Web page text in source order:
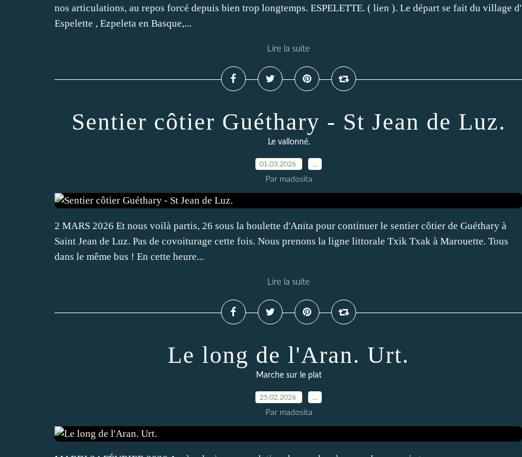
nos articulations, au repos forcé depuis bien trop longtemps. ESPELETTE. ( lien ). Le départ se fait du village d'
Espelette , Ezpeleta en Basque,...
Lire la suite
Sentier côtier Guéthary - St Jean de Luz.
Le vallonné.
01.03.2026
Par madosita
2 MARS 2026 Et nous voilà partis, 26 sous la houlette d'Anita pour continuer le sentier côtier de Guéthary à
Saint Jean de Luz. Pas de covoiturage cette fois. Nous prenons la ligne littorale Txik Txak à Marouette. Tous
dans le même bus ! En cette heure...
Lire la suite
Le long de l'Aran. Urt.
Marche sur le plat
25.02.2026
Par madosita